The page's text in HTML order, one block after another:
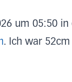
um 05:50 in
. Ich war